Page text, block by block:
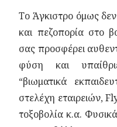
Το Άγκιστρο όμως
και πεζοπορία στο
σας προσφέρει
φύση και
“βιωματικά
στελέχη εταιρειών,
τοξοβολία κ.α.